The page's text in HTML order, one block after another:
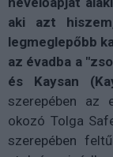
aki azt
legmeglepőbb
az évadba a
és Kaysan
szerepében az
okozó Tolga
szerepében